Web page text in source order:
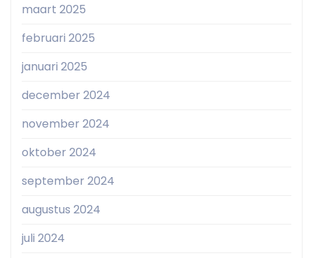
maart 2025
februari 2025
januari 2025
december 2024
november 2024
oktober 2024
september 2024
augustus 2024
juli 2024